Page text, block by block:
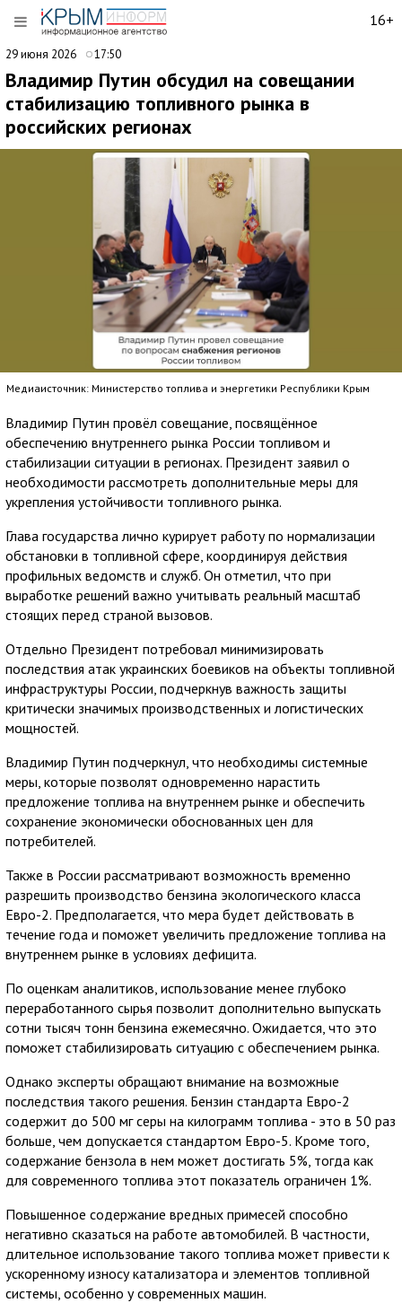
16+
29 июня 2026 17:50
Владимир Путин обсудил на совещании
стабилизацию топливного рынка в
российских регионах
Медиаисточник: Министерство топлива и энергетики Республики Крым
Владимир Путин провёл совещание, посвящённое
обеспечению внутреннего рынка России топливом и
стабилизации ситуации в регионах. Президент заявил о
необходимости рассмотреть дополнительные меры для
укрепления устойчивости топливного рынка.
Глава государства лично курирует работу по нормализации
обстановки в топливной сфере, координируя действия
профильных ведомств и служб. Он отметил, что при
выработке решений важно учитывать реальный масштаб
стоящих перед страной вызовов.
Отдельно Президент потребовал минимизировать
последствия атак украинских боевиков на объекты топливной
инфраструктуры России, подчеркнув важность защиты
критически значимых производственных и логистических
мощностей.
Владимир Путин подчеркнул, что необходимы системные
меры, которые позволят одновременно нарастить
предложение топлива на внутреннем рынке и обеспечить
сохранение экономически обоснованных цен для
потребителей.
Также в России рассматривают возможность временно
разрешить производство бензина экологического класса
Евро-2. Предполагается, что мера будет действовать в
течение года и поможет увеличить предложение топлива на
внутреннем рынке в условиях дефицита.
По оценкам аналитиков, использование менее глубоко
переработанного сырья позволит дополнительно выпускать
сотни тысяч тонн бензина ежемесячно. Ожидается, что это
поможет стабилизировать ситуацию с обеспечением рынка.
Однако эксперты обращают внимание на возможные
последствия такого решения. Бензин стандарта Евро-2
содержит до 500 мг серы на килограмм топлива - это в 50 раз
больше, чем допускается стандартом Евро-5. Кроме того,
содержание бензола в нем может достигать 5%, тогда как
для современного топлива этот показатель ограничен 1%.
Повышенное содержание вредных примесей способно
негативно сказаться на работе автомобилей. В частности,
длительное использование такого топлива может привести к
ускоренному износу катализатора и элементов топливной
системы, особенно у современных машин.